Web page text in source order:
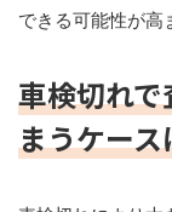
できる可能性が高
車検切れ
まうケース